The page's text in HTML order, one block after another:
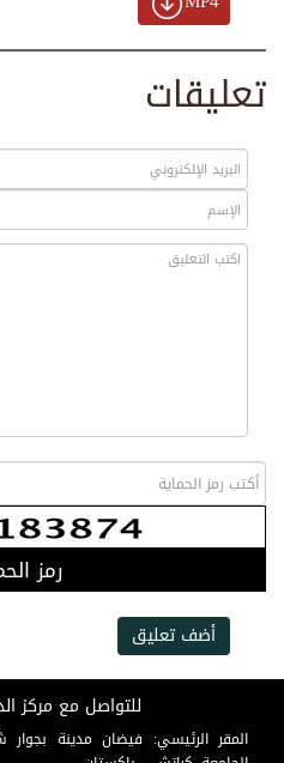
تعليقات
رمز
أضف تعليق
للتواصل مع مركز
المقر الرئيسي: فيضان مدينة بجوار